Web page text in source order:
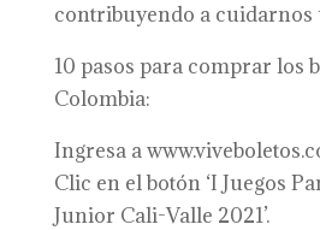
contribuyendo a cuidarnos
10 pasos para comprar los
Colombia:
Ingresa a
Clic en el botón ‘I Juegos
Junior Cali-Valle 2021’.